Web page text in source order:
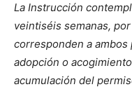
La Instrucción
veintiséis semanas,
corresponden a
adopción o
acumulación del